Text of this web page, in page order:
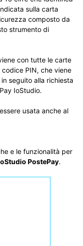
sulla carta
composto da
strumento di
con tutte le carte
PIN, che viene
seguito alla richiesta
IoStudio.
usata anche al
e le funzionalità per
PostePay.